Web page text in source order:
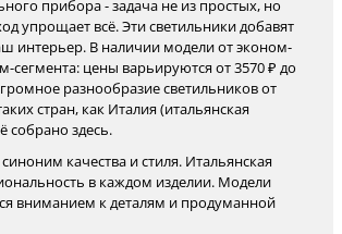
прибора - задача не из простых, но
упрощает всё. Эти светильники добавят
интерьер. В наличии модели от эконом-
сегмента: цены варьируются от 3570 ₽ до
разнообразие светильников от
стран, как Италия (итальянская
собрано здесь.
качества и стиля. Итальянская
в каждом изделии. Модели
вниманием к деталям и продуманной